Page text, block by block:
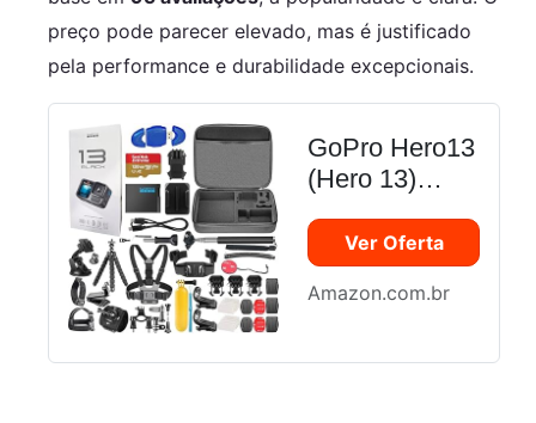
preço pode parecer elevado, mas é justificado
pela performance e durabilidade excepcionais.
GoPro Hero13
(Hero 13)
Câmera De
Ação À Prova
D'Água Com
5.3K, Fotos
Ver Oferta
Amazon.com.br